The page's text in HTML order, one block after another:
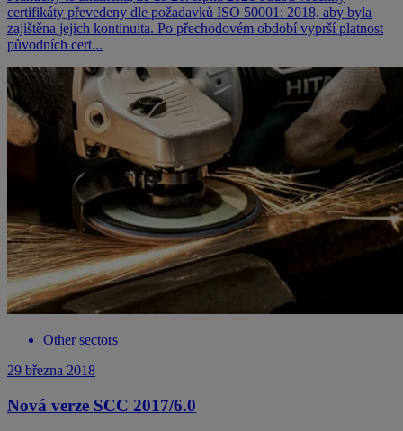
certifikáty převedeny dle požadavků ISO 50001: 2018, aby byla
zajištěna jejich kontinuita. Po přechodovém období vyprší platnost
původních cert...
Other sectors
29 března 2018
Nová verze SCC 2017/6.0